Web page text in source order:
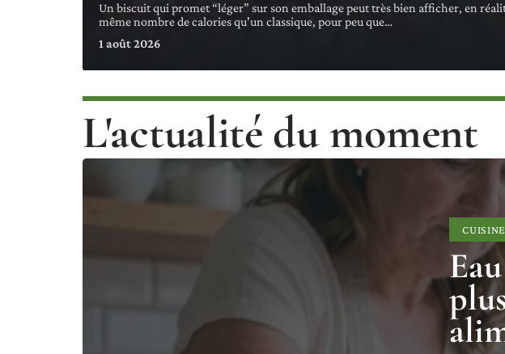
Un biscuit qui promet “léger” sur son emballage peut très bien afficher, en
même nombre de calories qu'un classique, pour peu que…
1 août 2026
L'actualité du moment